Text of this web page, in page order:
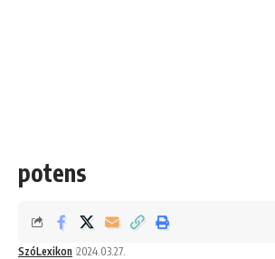
potens
SzóLexikon 2024.03.27.